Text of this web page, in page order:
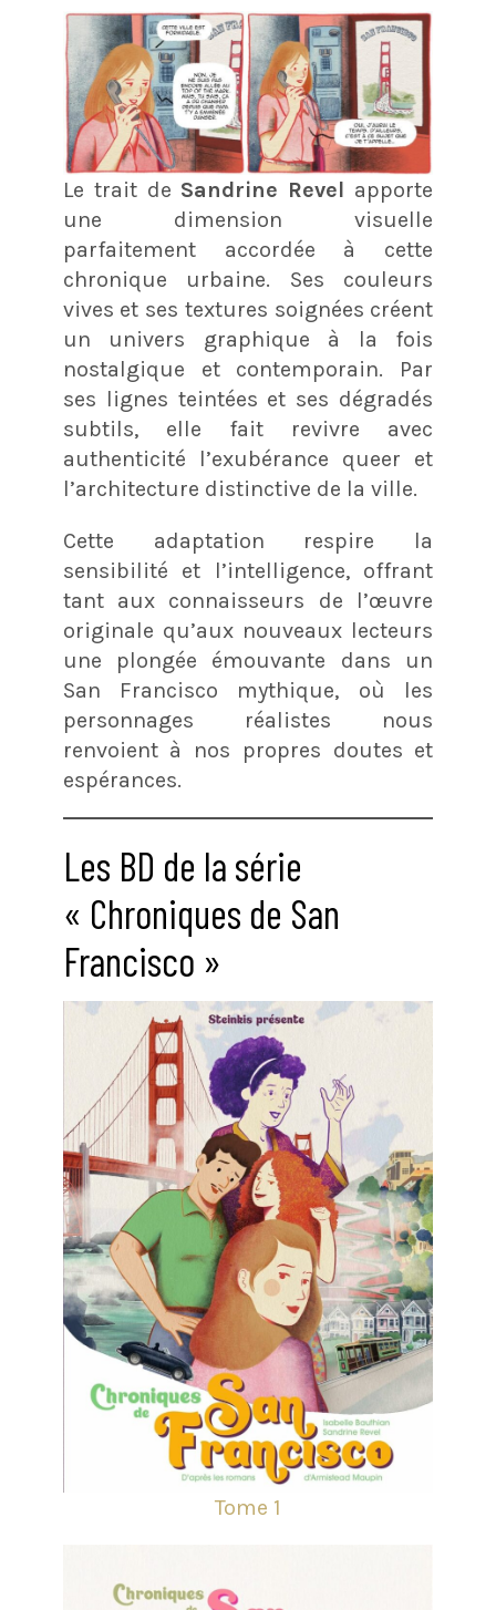
Le trait de Sandrine Revel apporte
une dimension visuelle
parfaitement accordée à cette
chronique urbaine. Ses couleurs
vives et ses textures soignées créent
un univers graphique à la fois
nostalgique et contemporain. Par
ses lignes teintées et ses dégradés
subtils, elle fait revivre avec
authenticité l’exubérance queer et
l’architecture distinctive de la ville.
Cette adaptation respire la
sensibilité et l’intelligence, offrant
tant aux connaisseurs de l’œuvre
originale qu’aux nouveaux lecteurs
une plongée émouvante dans un
San Francisco mythique, où les
personnages réalistes nous
renvoient à nos propres doutes et
espérances.
Les BD de la série
« Chroniques de San
Francisco »
Tome 1